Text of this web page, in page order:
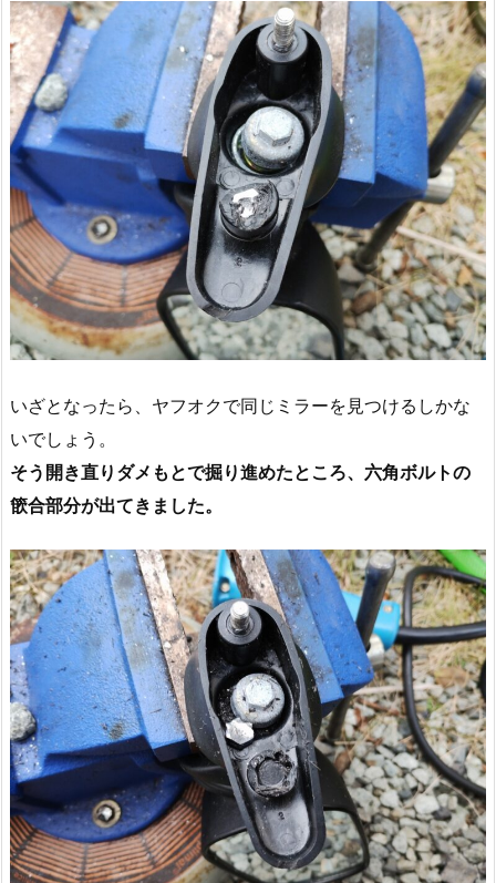
いざとなったら、ヤフオクで同じミラーを見つけるしかな
いでしょう。
そう開き直りダメもとで掘り進めたところ、六角ボルトの
篏合部分が出てきました。